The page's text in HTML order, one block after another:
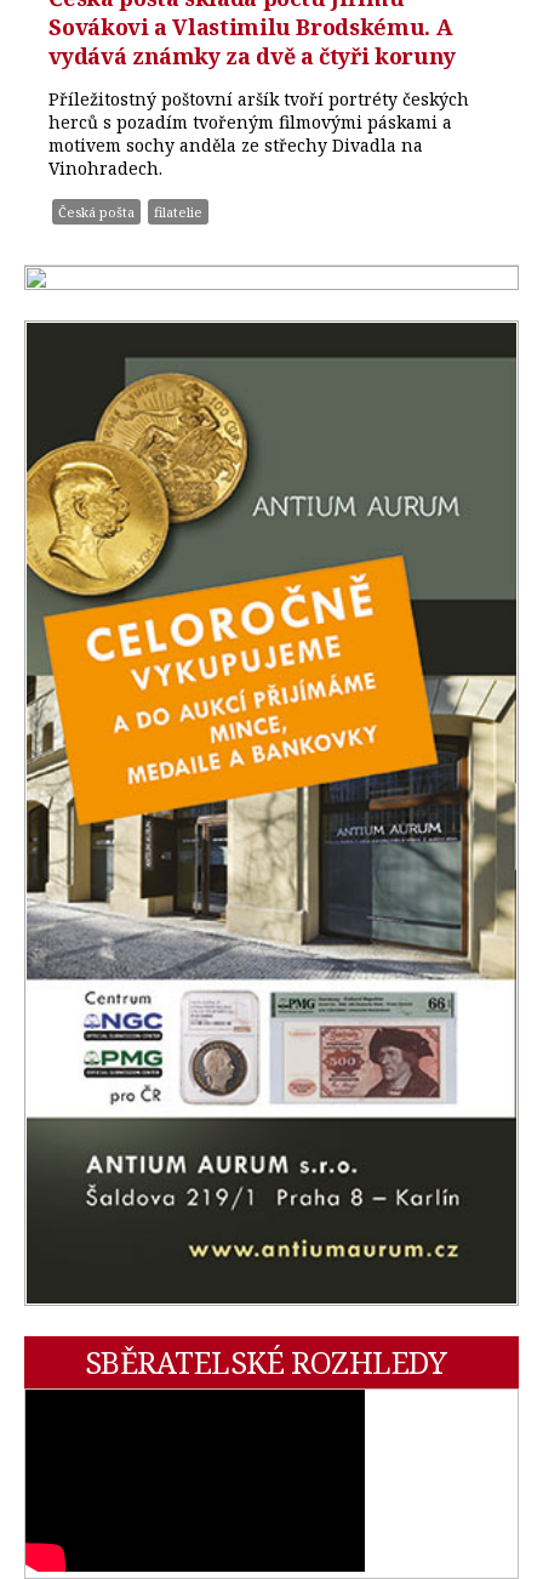
Sovákovi a Vlastimilu Brodskému. A
vydává známky za dvě a čtyři koruny
Příležitostný poštovní aršík tvoří portréty českých
herců s pozadím tvořeným filmovými páskami a
motivem sochy anděla ze střechy Divadla na
Vinohradech.
Česká pošta filatelie
SBĚRATELSKÉ ROZHLEDY